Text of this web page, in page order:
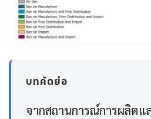
บทคัดย่อ
จากสถานการณ์การผลิต